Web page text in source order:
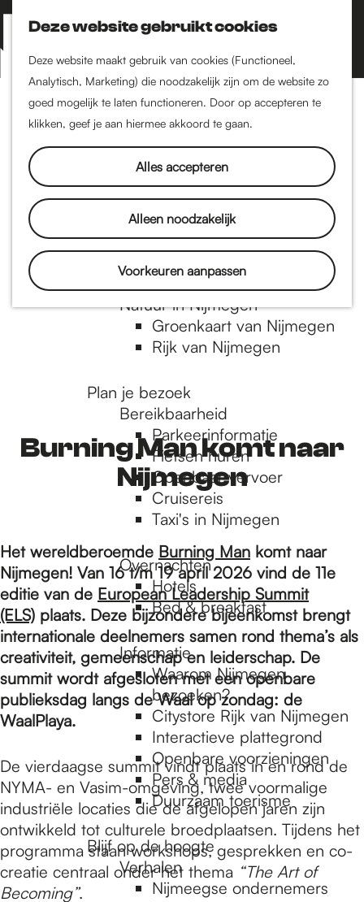
Deze website gebruikt cookies
Deze website maakt gebruik van cookies (Functioneel,
Analytisch, Marketing) die noodzakelijk zijn om de website zo
goed mogelijk te laten functioneren. Door op accepteren te
klikken, geef je aan hiermee akkoord te gaan.
Alles accepteren
Alleen noodzakelijk
Voorkeuren aanpassen
Z
o
e
k
e
K
a
a
r
t
M
e
n
Nijmegen-Nieuw-West
Dukenburg
Lindenholt
Historie
De oudste stad van
Nederland
Historische tijdlijn
Romeinse Limes
Vrede van Nijmegen
Penning
Natuur in Nijmegen
Groenkaart van Nijmegen
Rijk van Nijmegen
Plan je bezoek
Bereikbaarheid
Parkeerinformatie
Fietsen huren
Openbaar vervoer
Cruisereis
Taxi's in Nijmegen
Overnachten
Hotels
Bed & breakfast
Informatie
Waarom Nijmegen
bezoeken?
Citystore Rijk van Nijmegen
Interactieve plattegrond
Openbare voorzieningen
Pers & media
Duurzaam toerisme
Blijf op de hoogte
Verhalen
Nijmeegse ondernemers
Burning Man komt naar
Nijmegen
Het wereldberoemde Burning Man komt naar
Nijmegen! Van 16 t/m 19 april 2026 vind de 11e
editie van de European Leadership Summit
(ELS) plaats. Deze bijzondere bijeenkomst brengt
internationale deelnemers samen rond thema’s als
creativiteit, gemeenschap en leiderschap. De
summit wordt afgesloten met een openbare
publieksdag langs de Waal op zondag: de
WaalPlaya.
De vierdaagse summit vindt plaats in en rond de
NYMA- en Vasim-omgeving, twee voormalige
industriële locaties die de afgelopen jaren zijn
ontwikkeld tot culturele broedplaatsen. Tijdens het
programma staan workshops, gesprekken en co-
creatie centraal onder het thema “The Art of
Becoming”.